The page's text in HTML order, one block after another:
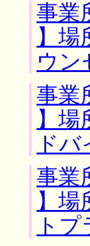
事業
】場
ウン
事業
】場
ドバ
事業
】場
ト